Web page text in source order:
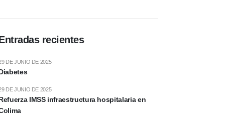
recientes
DE JUNIO DE 2025
IMSS infraestructura hospitalaria en
DE JUNIO DE 2025